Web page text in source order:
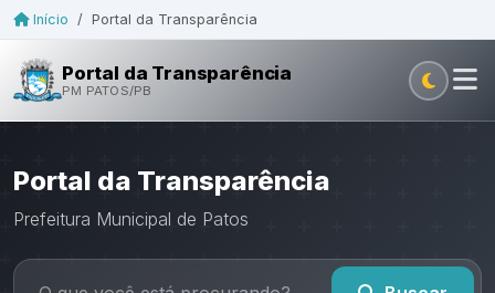
Início / Portal da Transparência
Portal da Transparência
PM PATOS/PB
Portal da Transparência
Prefeitura Municipal de Patos